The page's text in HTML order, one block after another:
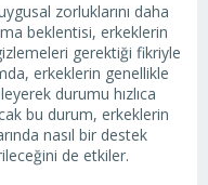
zorluklarını daha
beklentisi, erkeklerin
gerektiği fikriyle
erkeklerin genellikle
durumu hızlıca
bu durum, erkeklerin
nasıl bir destek
de etkiler.